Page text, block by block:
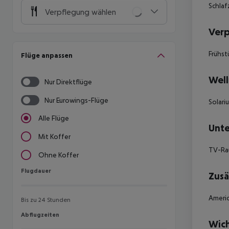
Verpflegung wählen
Flüge anpassen
Nur Direktflüge
Nur Eurowings-Flüge
Alle Flüge
Mit Koffer
Ohne Koffer
Flugdauer
Flugdauer
Bis zu 24 Stunden
Abflugzeiten
Abflugzeiten
TV-